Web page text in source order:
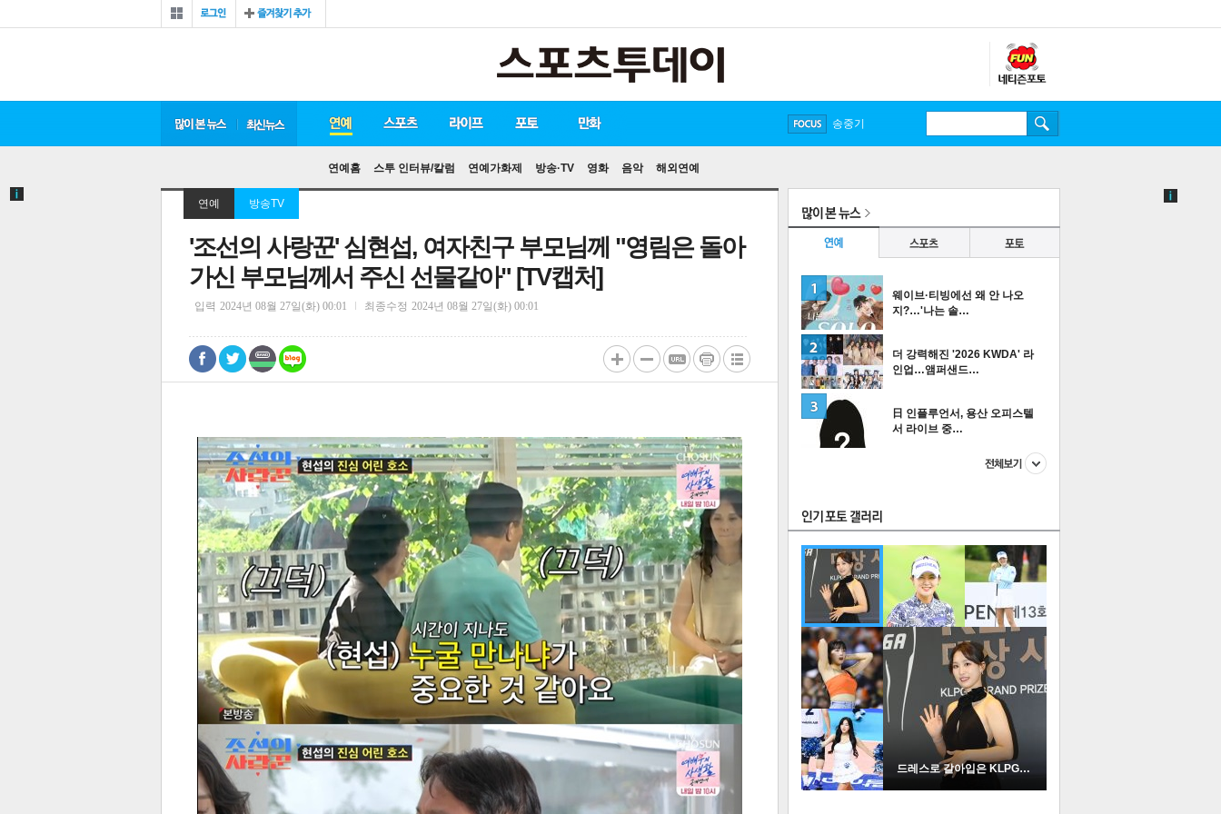
로그 즐겨찾기
많이 본 뉴스 최신 뉴스 연예
연예홈 스투 인터뷰/칼럼 연예가화제 방송·TV 영화 음악 해외연예
스포츠 라이프 포토
만화
FOCUS
송중기
연예 방송TV
'조선의 사랑꾼' 심현섭, 여자친구 부모님께 "영림은 돌아
가신 부모님께서 주신 선물같아" [TV캡처]
입력 2024년 08월 27일(화) 00:01 최종수정 2024년 08월 27일(화) 00:01
페이 트위 밴드
댓글
0
url 복 인쇄
많이 본 뉴스
연예
스포츠 포토
웨이브·티빙에선 왜 안 나오
지?…'나는 솔…
2
더 강력해진 '2026 KWDA' 라
인업…앰퍼샌드…
日 인플루언서, 용산 오피스텔
서 라이브 중…
드레스로 갈아입은 KLPGA …